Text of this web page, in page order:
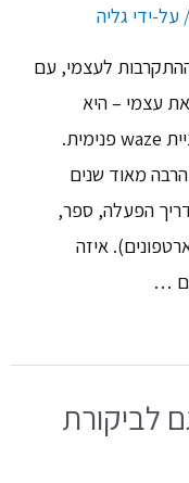
/ על-ידי גליה
לעצמי, עם
עצמי – היא
התקנה מחדש, אוטומטית, של אפליקציית waze פנימית.
מאוד שנים
הפעלה, ספר,
איזה
…
לביקורת